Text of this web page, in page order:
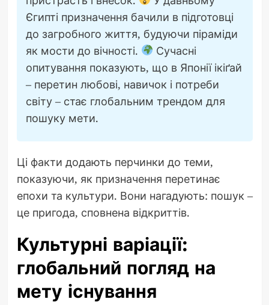
Єгипті призначення бачили в підготовці
до загробного життя, будуючи піраміди
як мости до вічності.
Сучасні
опитування показують, що в Японії ікіґай
– перетин любові, навичок і потреби
світу – стає глобальним трендом для
пошуку мети.
Ці факти додають перчинки до теми,
показуючи, як призначення перетинає
епохи та культури. Вони нагадують: пошук –
це пригода, сповнена відкриттів.
Культурні варіації:
глобальний погляд на
мету існування